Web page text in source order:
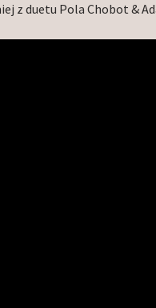
z duetu Pola Chobot &